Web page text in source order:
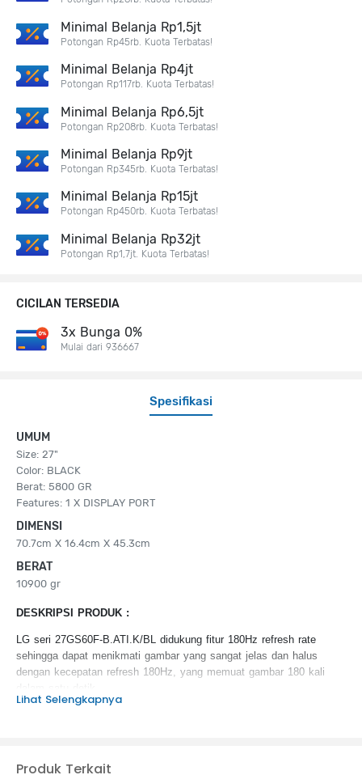
Spesifikasi
UMUM
Size: 27"
Color: BLACK
Berat: 5800 GR
Features: 1 X DISPLAY PORT
DIMENSI
70.7cm X 16.4cm X 45.3cm
BERAT
10900 gr
DESKRIPSI PRODUK :
LG seri 27GS60F-B.ATI.K/BL didukung fitur 180Hz refresh rate
sehingga dapat menikmati gambar yang sangat jelas dan halus
dengan kecepatan refresh 180Hz, yang memuat gambar 180 kali
dalam satu detik
3-Side Virtually Borderless Design
Lihat Selengkapnya
Minimal Belanja Rp1,5jt
Potongan Rp45rb. Kuota Terbatas!
Minimal Belanja Rp4jt
Potongan Rp117rb. Kuota Terbatas!
Minimal Belanja Rp6,5jt
Potongan Rp208rb. Kuota Terbatas!
Minimal Belanja Rp9jt
Potongan Rp345rb. Kuota Terbatas!
Minimal Belanja Rp15jt
Potongan Rp450rb. Kuota Terbatas!
Minimal Belanja Rp32jt
Potongan Rp1,7jt. Kuota Terbatas!
CICILAN TERSEDIA
3x Bunga 0%
Mulai dari 936667
Produk Terkait